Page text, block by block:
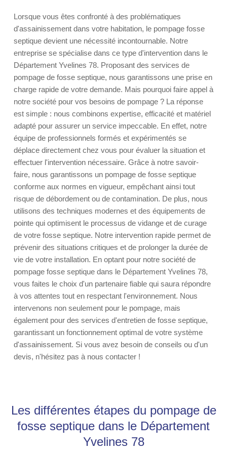
Lorsque vous êtes confronté à des problématiques
d'assainissement dans votre habitation, le pompage fosse
septique devient une nécessité incontournable. Notre
entreprise se spécialise dans ce type d'intervention dans le
Département Yvelines 78. Proposant des services de
pompage de fosse septique, nous garantissons une prise en
charge rapide de votre demande. Mais pourquoi faire appel à
notre société pour vos besoins de pompage ? La réponse
est simple : nous combinons expertise, efficacité et matériel
adapté pour assurer un service impeccable. En effet, notre
équipe de professionnels formés et expérimentés se
déplace directement chez vous pour évaluer la situation et
effectuer l'intervention nécessaire. Grâce à notre savoir-
faire, nous garantissons un pompage de fosse septique
conforme aux normes en vigueur, empêchant ainsi tout
risque de débordement ou de contamination. De plus, nous
utilisons des techniques modernes et des équipements de
pointe qui optimisent le processus de vidange et de curage
de votre fosse septique. Notre intervention rapide permet de
prévenir des situations critiques et de prolonger la durée de
vie de votre installation. En optant pour notre société de
pompage fosse septique dans le Département Yvelines 78,
vous faites le choix d'un partenaire fiable qui saura répondre
à vos attentes tout en respectant l'environnement. Nous
intervenons non seulement pour le pompage, mais
également pour des services d'entretien de fosse septique,
garantissant un fonctionnement optimal de votre système
d'assainissement. Si vous avez besoin de conseils ou d'un
devis, n'hésitez pas à nous contacter !
Les différentes étapes du pompage de
fosse septique dans le Département
Yvelines 78